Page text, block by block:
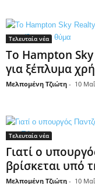
Τελευταία νέα
Το Hampton
για ξέπλυμα
Μελπομένη Τζιώτη - 10
Τελευταία νέα
Γιατί ο
βρίσκεται υπό
Μελπομένη Τζιώτη - 10